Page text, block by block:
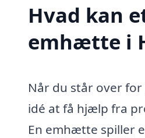
Hvad kan
emhætte i
Når du står over
idé at få hjælp fra
En emhætte spiller